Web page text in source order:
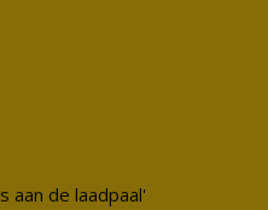
aan de laadpaal'